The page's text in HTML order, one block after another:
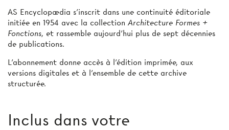
AS Encyclopædia s’inscrit dans une continuité éditoriale
initiée en 1954 avec la collection Architecture Formes +
Fonctions, et rassemble aujourd’hui plus de sept décennies
de publications.
L’abonnement donne accès à l'édition imprimée, aux
versions digitales et à l’ensemble de cette archive
structurée.
Inclus dans votre